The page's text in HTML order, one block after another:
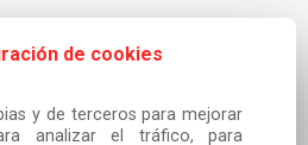
de cookies
y de terceros para mejorar
analizar el tráfico, para